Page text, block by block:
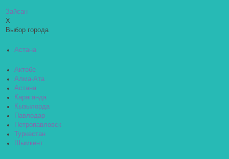
Зайсан
X
Выбор города
Астана
Актобе
Алма-Ата
Астана
Караганда
Кызылорда
Павлодар
Петропавловск
Туркестан
Шымкент